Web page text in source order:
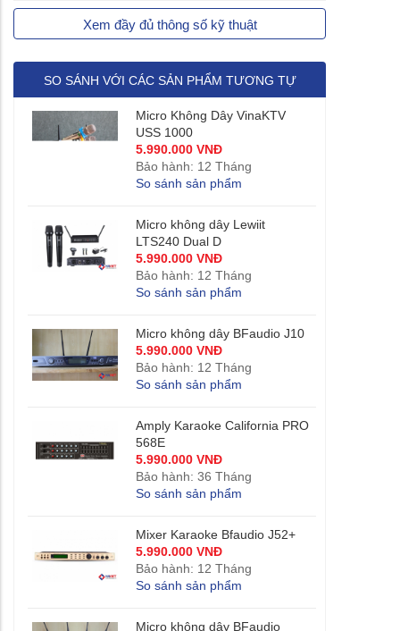
Xem đầy đủ thông số kỹ thuật
SO SÁNH VỚI CÁC SẢN PHẨM TƯƠNG TỰ
Micro Không Dây VinaKTV
USS 1000
5.990.000 VNĐ
Bảo hành: 12 Tháng
So sánh sản phẩm
Micro không dây Lewiit
LTS240 Dual D
5.990.000 VNĐ
Bảo hành: 12 Tháng
So sánh sản phẩm
Micro không dây BFaudio J10
5.990.000 VNĐ
Bảo hành: 12 Tháng
So sánh sản phẩm
Amply Karaoke California PRO
568E
5.990.000 VNĐ
Bảo hành: 36 Tháng
So sánh sản phẩm
Mixer Karaoke Bfaudio J52+
5.990.000 VNĐ
Bảo hành: 12 Tháng
So sánh sản phẩm
Micro không dây BFaudio